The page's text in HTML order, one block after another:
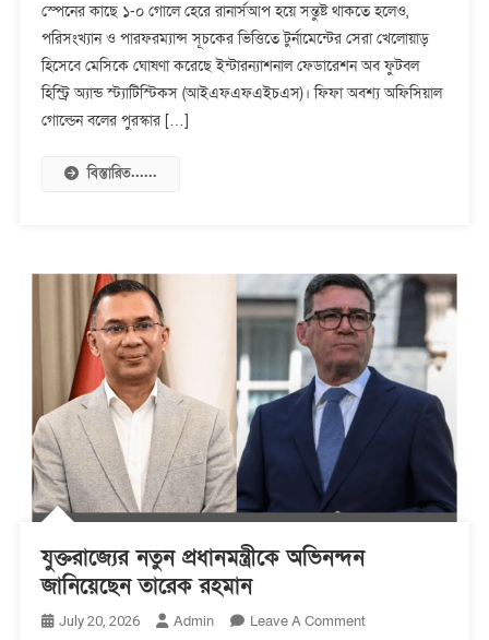
সেরা
ফুটবলার
ঘোষণা
আইএফএফএইচএসের
স্পেনের কাছে ১-০ গোলে হেরে রানার্সআপ হয়ে সন্তুষ্ট থাকতে হলেও,
পরিসংখ্যান ও পারফরম্যান্স সূচকের ভিত্তিতে টুর্নামেন্টের সেরা খেলোয়াড়
হিসেবে মেসিকে ঘোষণা করেছে ইন্টারন্যাশনাল ফেডারেশন অব ফুটবল
হিস্ট্রি অ্যান্ড স্ট্যাটিস্টিকস (আইএফএফএইচএস)। ফিফা অবশ্য অফিসিয়াল
গোল্ডেন বলের পুরস্কার […]
বিস্তারিত......
যুক্তরাজ্যের নতুন প্রধানমন্ত্রীকে অভিনন্দন
জানিয়েছেন তারেক রহমান
July 20, 2026 Admin Leave A CommentOn